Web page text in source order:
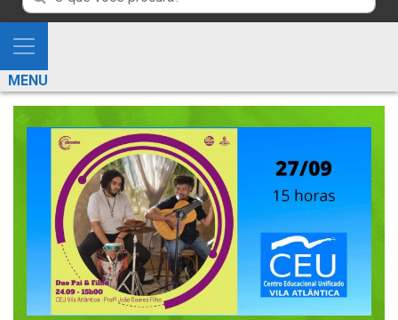
de
Busca
de
informações
de
de
informações
Mostra
e
Esconde
Menu
MENU